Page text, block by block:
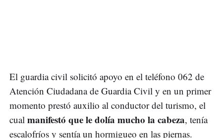
El guardia civil solicitó apoyo en el teléfono 062 de
Atención Ciudadana de Guardia Civil y en un primer
momento prestó auxilio al conductor del turismo, el
cual manifestó que le dolía mucho la cabeza, tenía
escalofríos y sentía un hormigueo en las piernas.